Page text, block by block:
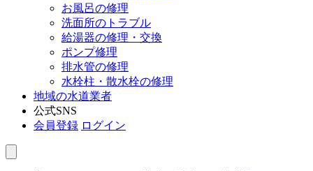
お風呂の修理
洗面所のトラブル
給湯器の修理・交換
ポンプ修理
排水管の修理
水栓柱・散水栓の修理
地域の水道業者
公式SNS
会員登録 ログイン